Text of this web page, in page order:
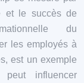
et le succès de
du
les employés à
est un exemple
influencer